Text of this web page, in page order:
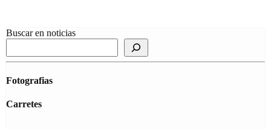
Buscar en noticias
Fotografias
Carretes